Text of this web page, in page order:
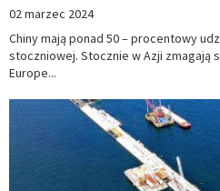
02 marzec 2024
Chiny mają ponad 50 – procentowy
stoczniowej. Stocznie w Azji zmagają
Europe...